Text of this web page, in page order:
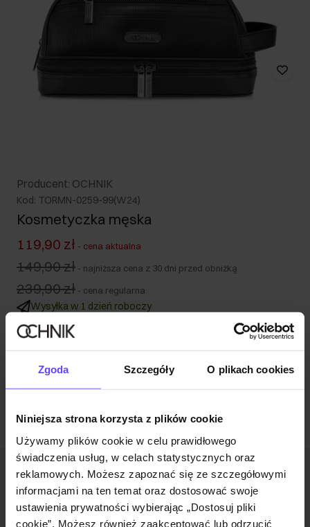
Zgoda Szczegóły O plikach cookies
Niniejsza strona korzysta z plików cookie
Używamy plików cookie w celu prawidłowego
świadczenia usług, w celach statystycznych oraz
reklamowych. Możesz zapoznać się ze szczegółowymi
informacjami na ten temat oraz dostosować swoje
ustawienia prywatności wybierając „Dostosuj pliki
cookie”. Możesz również zaakceptować lub odrzucić
Producent: OCHNIK
Kod: TORMN-0259-99(W24)
Kosmetyczka męska
119,90 zł - cena aktualna
149,90 zł - najniższa cena z 30 dni przed obniżką
239,90 zł - cena regularna
Wysyłka w 1 dzień roboczy
Opis produktu
Opinie
Newsletter
Bądź na bieżąco z nowościami i promocjami!